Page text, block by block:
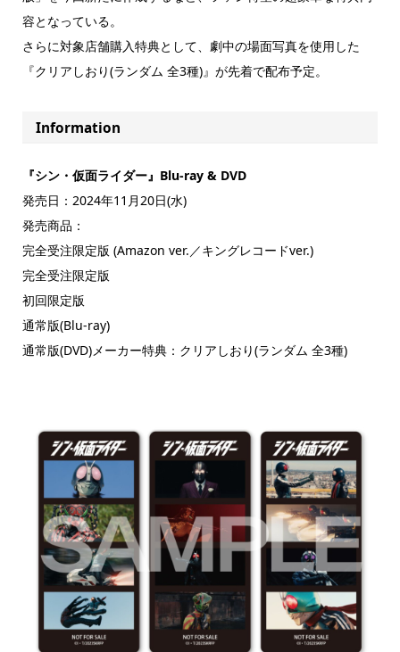
容となっている。
さらに対象店舗購入特典として、劇中の場面写真を使用した
『クリアしおり(ランダム 全3種)』が先着で配布予定。
Information
『シン・仮面ライダー』Blu-ray & DVD
発売日：2024年11月20日(水)
発売商品：
完全受注限定版 (Amazon ver.／キングレコードver.)
完全受注限定版
初回限定版
通常版(Blu-ray)
通常版(DVD)メーカー特典：クリアしおり(ランダム 全3種)